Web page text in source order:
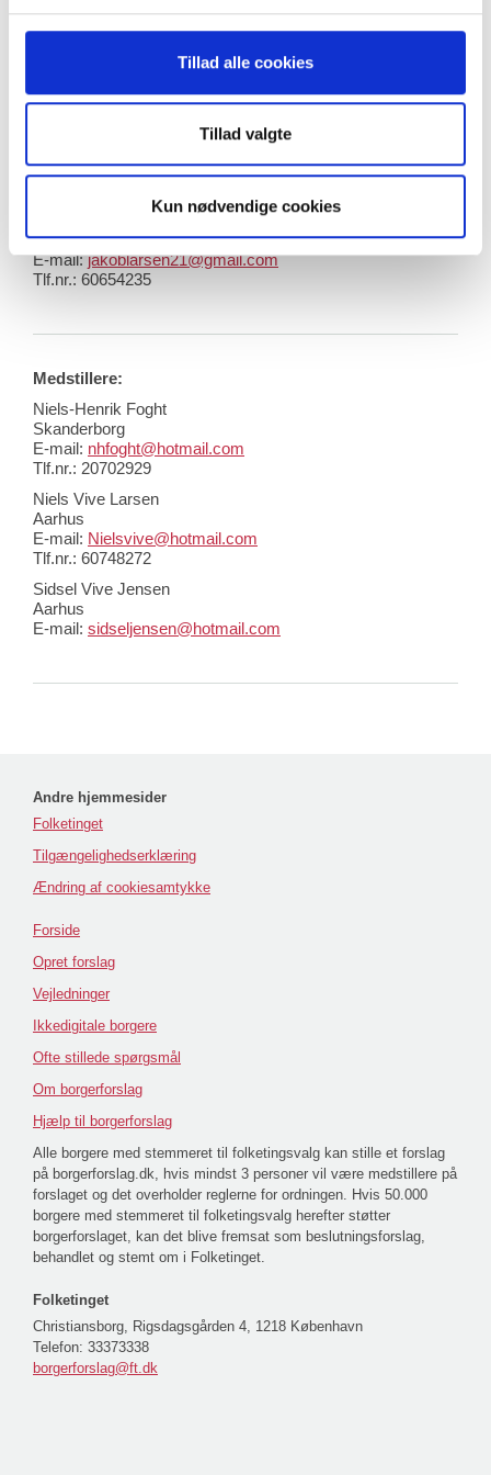
Tillad alle cookies
Tillad valgte
Kun nødvendige cookies
bør hastighedsbegrænsningen lægges på vej/sti for
Derfor foreslår jeg en forenkling af bekendtgørelsen
om elcyklers indretning.
Aarhus
E-mail: jakoblarsen21@gmail.com
Tlf.nr.: 60654235
Medstillere:
Niels-Henrik Foght
Skanderborg
E-mail: nhfoght@hotmail.com
Tlf.nr.: 20702929
Niels Vive Larsen
Aarhus
E-mail: Nielsvive@hotmail.com
Tlf.nr.: 60748272
Sidsel Vive Jensen
Aarhus
E-mail: sidseljensen@hotmail.com
Andre hjemmesider
Folketinget
Tilgængelighedserklæring
Ændring af cookiesamtykke
Forside
Opret forslag
Vejledninger
Ikkedigitale borgere
Ofte stillede spørgsmål
Om borgerforslag
Hjælp til borgerforslag
Alle borgere med stemmeret til folketingsvalg kan stille et forslag
på borgerforslag.dk, hvis mindst 3 personer vil være medstillere på
forslaget og det overholder reglerne for ordningen. Hvis 50.000
borgere med stemmeret til folketingsvalg herefter støtter
borgerforslaget, kan det blive fremsat som beslutningsforslag,
behandlet og stemt om i Folketinget.
Folketinget
Christiansborg, Rigsdagsgården 4, 1218 København
Telefon: 33373338
borgerforslag@ft.dk